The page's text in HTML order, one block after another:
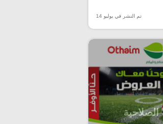
تم النشر في يوليو 14
الصلاحية